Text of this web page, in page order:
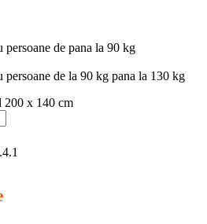
de pana la 90 kg
de la 90 kg pana la 130 kg
200 x 140 cm